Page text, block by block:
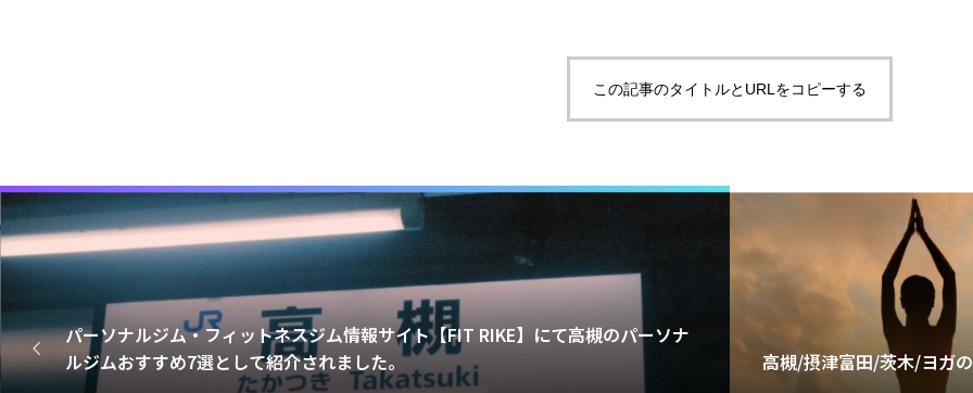
この記事のタイトルとURLをコピーする
パーソナルジム・フィットネスジム情報サイト【FIT RIKE】にて高槻のパーソナ
ルジムおすすめ7選として紹介されました。
高槻/摂津富田/茨木/ヨガ